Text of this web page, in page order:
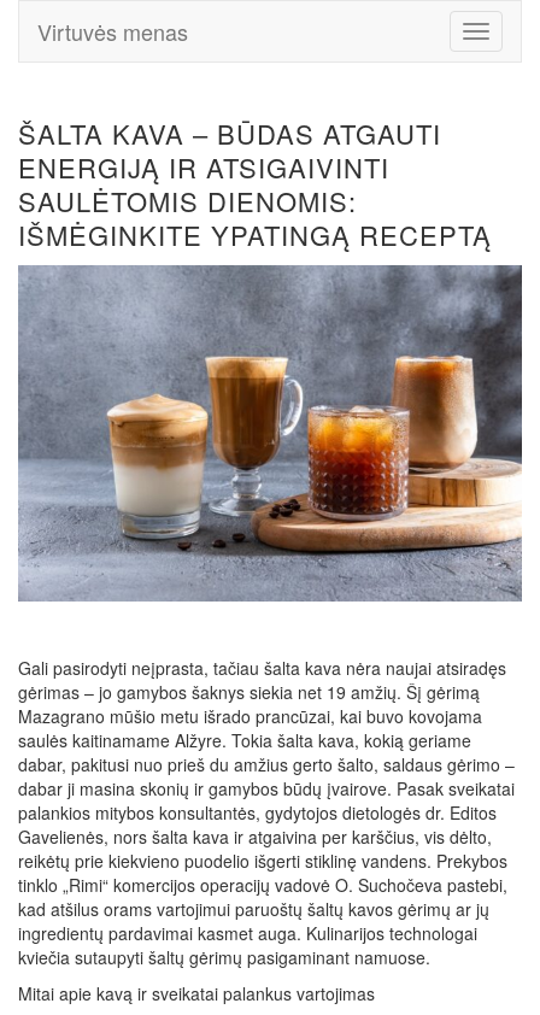
Toggle
Virtuvės menas
ŠALTA KAVA – BŪDAS ATGAUTI
ENERGIJĄ IR ATSIGAIVINTI
SAULĖTOMIS DIENOMIS:
IŠMĖGINKITE YPATINGĄ RECEPTĄ
Gali pasirodyti neįprasta, tačiau šalta kava nėra naujai atsiradęs
gėrimas – jo gamybos šaknys siekia net 19 amžių. Šį gėrimą
Mazagrano mūšio metu išrado prancūzai, kai buvo kovojama
saulės kaitinamame Alžyre. Tokia šalta kava, kokią geriame
dabar, pakitusi nuo prieš du amžius gerto šalto, saldaus gėrimo –
dabar ji masina skonių ir gamybos būdų įvairove. Pasak sveikatai
palankios mitybos konsultantės, gydytojos dietologės dr. Editos
Gavelienės, nors šalta kava ir atgaivina per karščius, vis dėlto,
reikėtų prie kiekvieno puodelio išgerti stiklinę vandens. Prekybos
tinklo „Rimi“ komercijos operacijų vadovė O. Suchočeva pastebi,
kad atšilus orams vartojimui paruoštų šaltų kavos gėrimų ar jų
ingredientų pardavimai kasmet auga. Kulinarijos technologai
kviečia sutaupyti šaltų gėrimų pasigaminant namuose.
Mitai apie kavą ir sveikatai palankus vartojimas